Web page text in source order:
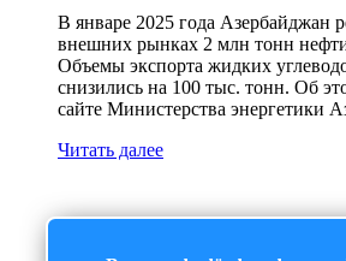
В январе 2025 года Азербайджан
внешних рынках 2 млн тонн
Объемы экспорта жидких
снизились на 100 тыс. тонн. Об
сайте Министерства энергетики
Читать далее